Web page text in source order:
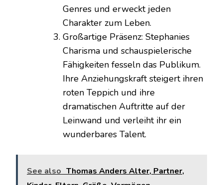
Genres und erweckt jeden
Charakter zum Leben.
Großartige Präsenz: Stephanies
Charisma und schauspielerische
Fähigkeiten fesseln das Publikum.
Ihre Anziehungskraft steigert ihren
roten Teppich und ihre
dramatischen Auftritte auf der
Leinwand und verleiht ihr ein
wunderbares Talent.
See also Thomas Anders Alter, Partner,